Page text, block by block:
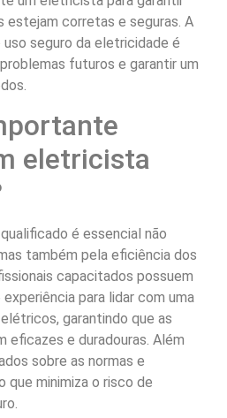
estejam corretas e seguras. A
seguro da eletricidade é
futuros e garantir um
eletricista
é essencial não
também pela eficiência dos
capacitados possuem
para lidar com uma
garantindo que as
eficazes e duradouras. Além
sobre as normas e
que minimiza o risco de